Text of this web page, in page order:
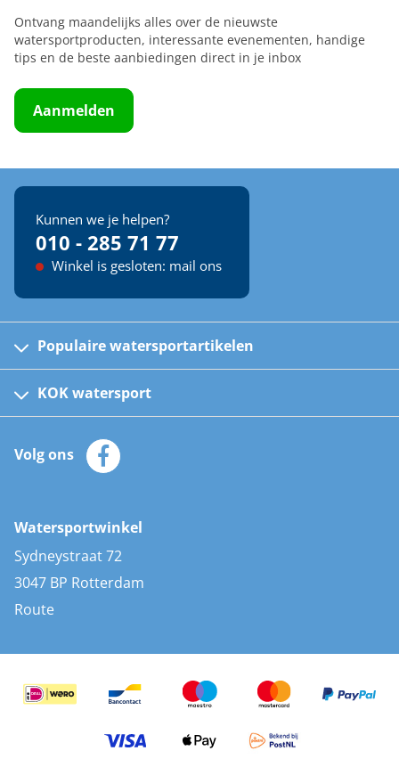
Ontvang maandelijks alles over de nieuwste
watersportproducten, interessante evenementen, handige
tips en de beste aanbiedingen direct in je inbox
Aanmelden
Kunnen we je helpen?
010 - 285 71 77
Winkel is gesloten: mail ons
Populaire watersportartikelen
Kinder reddingsvesten
Automatische reddingsvesten
Zeilkleding
Zonnepanelen
AIS transponders
Stootwillen en fenders
Bootkussens
Zwemtrappen
KOK watersport
Klantenservice
Merken
Volg ons
Watersportwinkel
Sydneystraat 72
3047 BP Rotterdam
Route